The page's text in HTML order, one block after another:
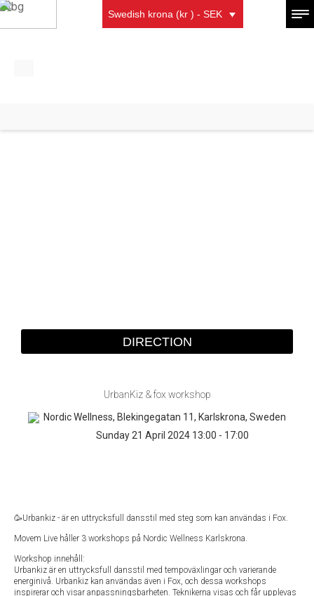
Swedish krona (kr ) - SEK
UrbanKiz & fox workshop
Nordic Wellness, Blekingegatan 11, Karlskrona, Sweden
Sunday 21 April 2024 13:00 - 17:00
🥳Urbankiz - är en uttrycksfull dansstil med steg som kan användas i Fox.
Movem Live håller 3 workshops på Nordic Wellness Karlskrona.
Workshop innehåll:
Urbankiz är en uttrycksfull dansstil med tempoväxlingar och varierande
energinivå. Urbankiz kan användas även i Fox, och dessa workshops
inspirerar och visar anpassningsbarheten. Teknikerna visas och får upplevas
DIRECTION